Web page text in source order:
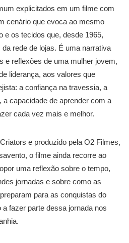
explicitados em um filme com
cenário que evoca ao mesmo
e os tecidos que, desde 1965,
rede de lojas. É uma narrativa
e reflexões de uma mulher jovem,
liderança, aos valores que
a confiança na travessia, a
capacidade de aprender com a
cada vez mais e melhor.
e produzido pela O2 Filmes,
o filme ainda recorre ao
uma reflexão sobre o tempo,
jornadas e sobre como as
para as conquistas do
fazer parte dessa jornada nos